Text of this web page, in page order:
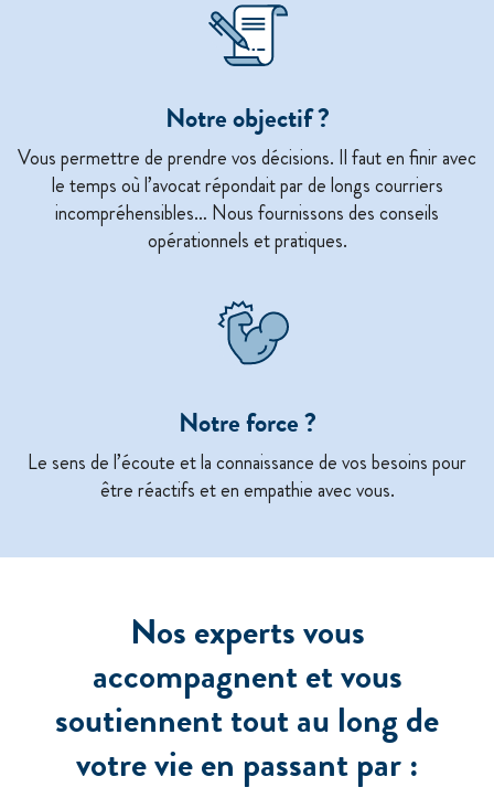
Notre objectif ?
Vous permettre de prendre vos décisions. Il faut en finir avec
le temps où l’avocat répondait par de longs courriers
incompréhensibles… Nous fournissons des conseils
opérationnels et pratiques.
Notre force ?
Le sens de l’écoute et la connaissance de vos besoins pour
être réactifs et en empathie avec vous.
Nos expertsvous
accompagnent et vous
soutiennenttout au long de
votre vie en passant par :